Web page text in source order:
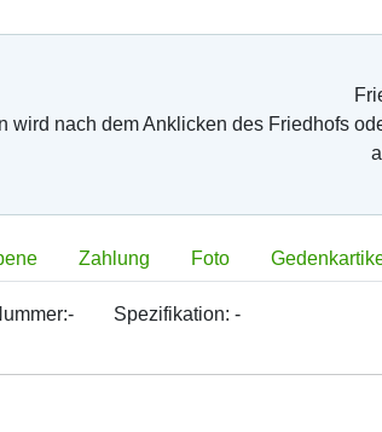
wird nach dem Anklicken des Friedhofs
Zahlung Foto
- Spezifikation:-